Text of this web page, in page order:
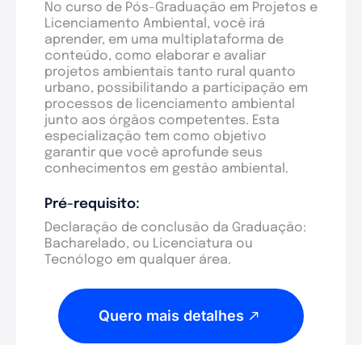
No curso de Pós-Graduação em Projetos e
Licenciamento Ambiental, você irá
aprender, em uma multiplataforma de
conteúdo, como elaborar e avaliar
projetos ambientais tanto rural quanto
urbano, possibilitando a participação em
processos de licenciamento ambiental
junto aos órgãos competentes. Esta
especialização tem como objetivo
garantir que você aprofunde seus
conhecimentos em gestão ambiental.
Pré-requisito:
Declaração de conclusão da Graduação:
Bacharelado, ou Licenciatura ou
Tecnólogo em qualquer área.
Quero mais detalhes